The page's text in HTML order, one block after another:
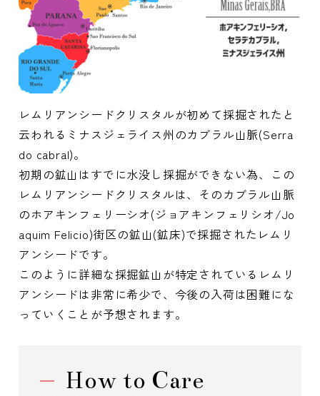
レムリアンシードクリスタルが初めて採掘されたと
云われるミナスジェライス州のカブラル山脈(Serra
do cabral)。
初期の鉱山はすでに水没し採掘ができない為、この
レムリアンシードクリスタルは、そのカブラル山脈
のホアキンフェリーシオ(ジョアキンフェリシオ/Jo
aquim Felicio)街区の鉱山(鉱床)で採掘されたレムリ
アンシードです。
このように詳細な採掘鉱山が特定されているレムリ
アンシードは非常に希少で、今後の入荷は困難にな
っていくことが予想されます。
How to Care